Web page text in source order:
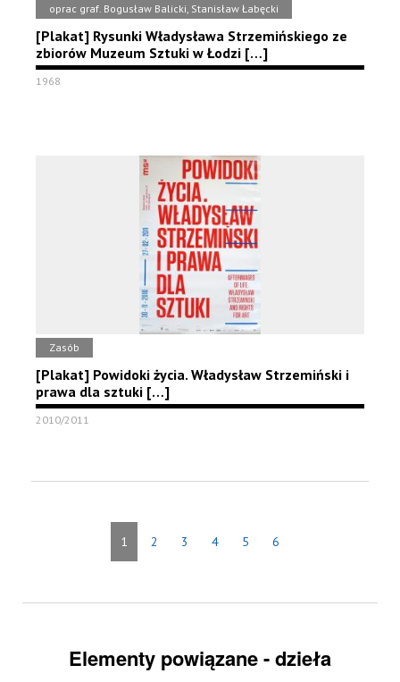
oprac graf. Bogusław Balicki, Stanisław Łabęcki
[Plakat] Rysunki Władysława Strzemińskiego ze
zbiorów Muzeum Sztuki w Łodzi […]
1968
Zasób
[Plakat] Powidoki życia. Władysław Strzemiński i
prawa dla sztuki […]
2010/2011
1 2 3 4 5 6
Elementy powiązane - dzieła